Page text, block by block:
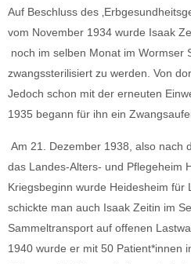
Auf Beschluss des
vom November 1934 wurde Isaak
noch im selben Monat im Wormser
zwangssterilisiert zu werden. Von
Jedoch schon mit der erneuten
1935 begann für ihn ein
Am 21. Dezember 1938, also nach
das Landes-Alters- und Pflegeheim
Kriegsbeginn wurde Heidesheim für
schickte man auch Isaak Zeitin im
Sammeltransport auf offenen
1940 wurde er mit 50 Patient*innen